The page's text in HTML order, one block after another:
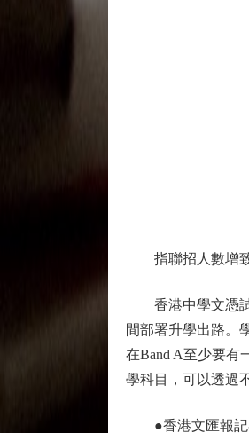
指聯招人數增致
香港中學文憑試
間部署升學出路。
在Band A至少要有
學科目，可以透過
●香港文匯報記